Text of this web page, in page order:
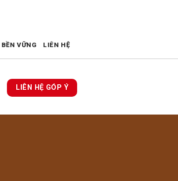
LIÊN HỆ GÓP Ý
VỮNG LIÊN HỆ